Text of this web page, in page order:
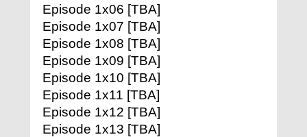
Episode 1x06 [TBA]
Episode 1x07 [TBA]
Episode 1x08 [TBA]
Episode 1x09 [TBA]
Episode 1x10 [TBA]
Episode 1x11 [TBA]
Episode 1x12 [TBA]
Episode 1x13 [TBA]